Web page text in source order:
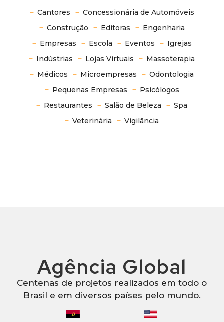
Cantores
Concessionária de Automóveis
Construção
Editoras
Engenharia
Empresas
Escola Eventos
Igrejas
Indústrias
Lojas Virtuais
Massoterapia
Médicos
Microempresas
Odontologia
Pequenas Empresas
Psicólogos
Restaurantes
Salão de Beleza
Spa
Veterinária
Vigilância
Agência Global
Centenas de projetos realizados em todo o
Brasil e em diversos países pelo mundo.